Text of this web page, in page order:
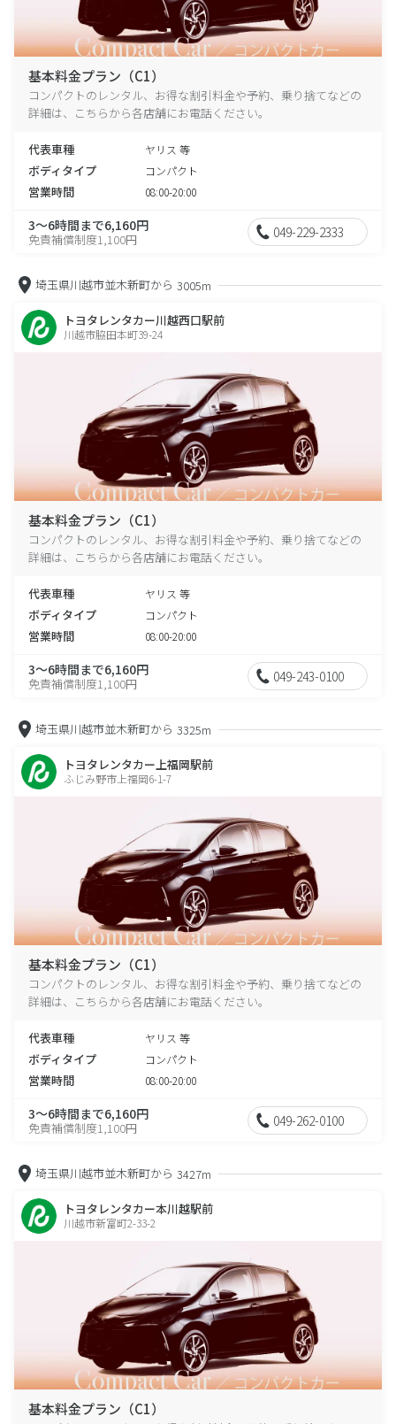
基本料金プラン（C1）
コンパクトのレンタル、お得な割引料金や予約、乗り捨てなどの
詳細は、こちらから各店舗にお電話ください。
代表車種 ヤリス 等
ボディタイプ コンパクト
営業時間 08:00-20:00
3～6時間まで6,160円
免責補償制度1,100円 049-229-2333
埼玉県川越市並木新町から 3005m
トヨタレンタカー川越西口駅前
川越市脇田本町39-24
基本料金プラン（C1）
コンパクトのレンタル、お得な割引料金や予約、乗り捨てなどの
詳細は、こちらから各店舗にお電話ください。
代表車種 ヤリス 等
ボディタイプ コンパクト
営業時間 08:00-20:00
3～6時間まで6,160円
免責補償制度1,100円 049-243-0100
埼玉県川越市並木新町から 3325m
トヨタレンタカー上福岡駅前
ふじみ野市上福岡6-1-7
基本料金プラン（C1）
コンパクトのレンタル、お得な割引料金や予約、乗り捨てなどの
詳細は、こちらから各店舗にお電話ください。
代表車種 ヤリス 等
ボディタイプ コンパクト
営業時間 08:00-20:00
3～6時間まで6,160円
免責補償制度1,100円 049-262-0100
埼玉県川越市並木新町から 3427m
トヨタレンタカー本川越駅前
川越市新富町2-33-2
基本料金プラン（C1）